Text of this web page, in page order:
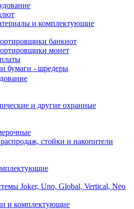
и комплектующие
банкнот
монет
бумаги - шредеры
и другие охранные
стойки и накопители
Joker, Uno, Global, Vertical, Neo
и комплектующие